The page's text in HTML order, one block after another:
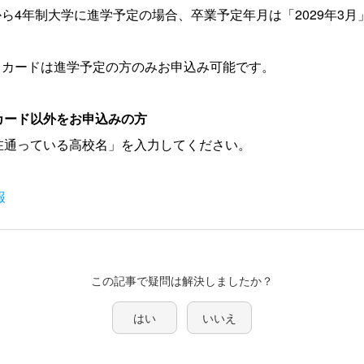
4年制大学に進学予定の場合、卒業予定年月は「2029年3月
ードは進学予定の方のみお申込み可能です。
ド以外をお申込みの方
っている高校名」を入力してください。
この記事で疑問は解決しましたか？
はい いいえ